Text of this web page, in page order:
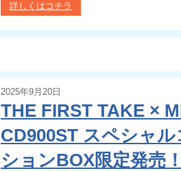
詳しくはコチラ
2025年9月20日
THE FIRST TAKE ×
CD900ST スペシャ
ションBOX限定発売